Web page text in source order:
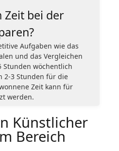
Zeit bei der
Aufgaben wie das
und das Vergleichen
Stunden wöchentlich
2-3 Stunden für die
Zeit kann für
werden.
Künstlicher
Bereich